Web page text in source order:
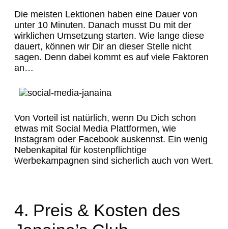
Die meisten Lektionen haben eine Dauer von
unter 10 Minuten. Danach musst Du mit der
wirklichen Umsetzung starten. Wie lange diese
dauert, können wir Dir an dieser Stelle nicht
sagen. Denn dabei kommt es auf viele Faktoren
an…
Von Vorteil ist natürlich, wenn Du Dich schon
etwas mit Social Media Plattformen, wie
Instagram oder Facebook auskennst. Ein wenig
Nebenkapital für kostenpflichtige
Werbekampagnen sind sicherlich auch von Wert.
4. Preis & Kosten des